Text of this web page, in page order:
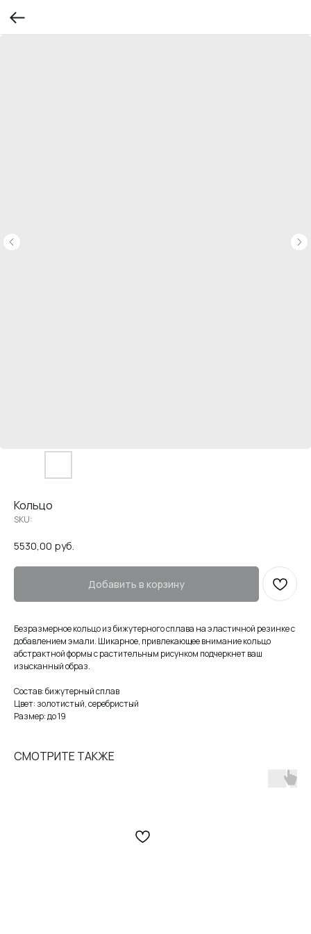
Кольцо
SKU:
5530,00 руб.
Добавить в корзину
Безразмерное кольцо из бижутерного сплава на эластичной резинке с
добавлением эмали. Шикарное, привлекающее внимание кольцо
абстрактной формы с растительным рисунком подчеркнет ваш
изысканный образ.
Состав: бижутерный сплав
Цвет: золотистый, серебристый
Размер: до 19
СМОТРИТЕ ТАКЖЕ